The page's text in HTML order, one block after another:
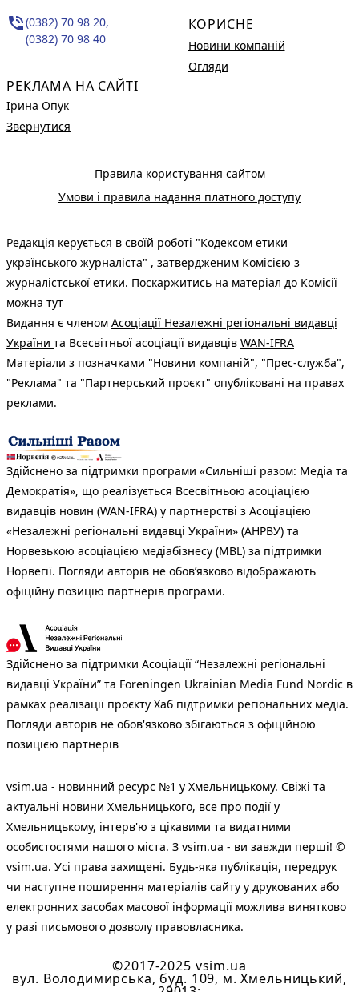
phone_in_talk(0382) 70 98 20,
(0382) 70 98 40
РЕКЛАМА НА САЙТІ
Ірина Опук
Звернутися
КОРИСНЕ
Новини компаній
Огляди
Правила користування сайтом
Умови і правила надання платного доступу
Редакція керується в своїй роботі "Кодексом етики
українського журналіста" , затвердженим Комісією з
журналістської етики. Поскаржитись на матеріал до Комісії
можна тут
Видання є членом Асоціації Незалежні регіональні видавці
України та Всесвітньої асоціації видавців WAN-IFRA
Матеріали з позначками "Новини компаній", "Прес-служба",
"Реклама" та "Партнерський проєкт" опубліковані на правах
реклами.
Здійснено за підтримки програми «Сильніші разом: Медіа та
Демократія», що реалізується Всесвітньою асоціацією
видавців новин (WAN-IFRA) у партнерстві з Асоціацією
«Незалежні регіональні видавці України» (АНРВУ) та
Норвезькою асоціацією медіабізнесу (MBL) за підтримки
Норвегії. Погляди авторів не обов’язково відображають
офіційну позицію партнерів програми.
Здійснено за підтримки Асоціації “Незалежні регіональні
видавці України” та Foreningen Ukrainian Media Fund Nordic в
рамках реалізації проєкту Хаб підтримки регіональних медіа.
Погляди авторів не обов'язково збігаються з офіційною
позицією партнерів
vsim.ua - новинний ресурс №1 у Хмельницькому. Свіжі та
актуальні новини Хмельницького, все про події у
Хмельницькому, інтерв'ю з цікавими та видатними
особистостями нашого міста. З vsim.ua - ви завжди перші! ©
vsim.ua. Усі права захищені. Будь-яка публiкацiя, передрук
чи наступне поширення матеріалів сайту у друкованих або
електронних засобах масової інформації можлива винятково
у разі письмового дозволу правовласника.
©2017-2025 vsim.ua
вул. Володимирська, буд. 109, м. Хмельницький,